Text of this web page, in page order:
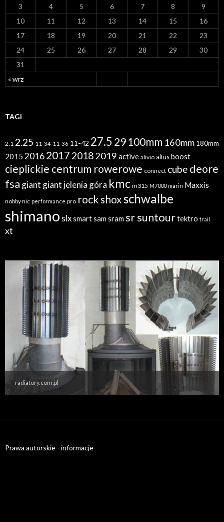
« wrz
3
4 5 6 7 8
9
10
11 12 13 14 15
16
17
18 19 20 21 22
23
24
25 26 27 28 29
30
31
TAGI
2.1 2.25 11-34 11-36 11-42 27.5 29 100mm 160mm 180mm
2015 20162017 20182019 active alivio altus boost
cieplickie centrum rowerowe connect cube deore
fsa giant giant jelenia góra kmc m315 M7000 marin Maxxis
nobby nic performance pro rock shoxschwalbe
shimano slxsmart sam sramsr suntourtektro trail
xt
radiatory.com.pl
Prawa autorskie - informacje